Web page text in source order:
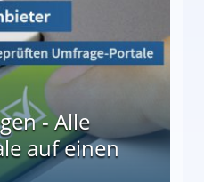
- Alle
auf einen